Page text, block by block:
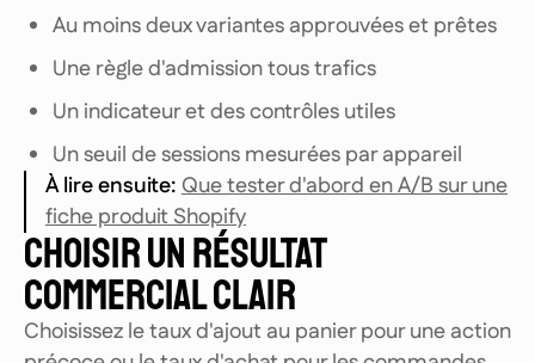
Au moins deux variantes approuvées et prêtes
Une règle d'admission tous trafics
Un indicateur et des contrôles utiles
Un seuil de sessions mesurées par appareil
À lire ensuite:Que tester d'abord en A/B sur une
fiche produit Shopify
CHOISIR UN RÉSULTAT
COMMERCIAL CLAIR
Choisissez le taux d'ajout au panier pour une action